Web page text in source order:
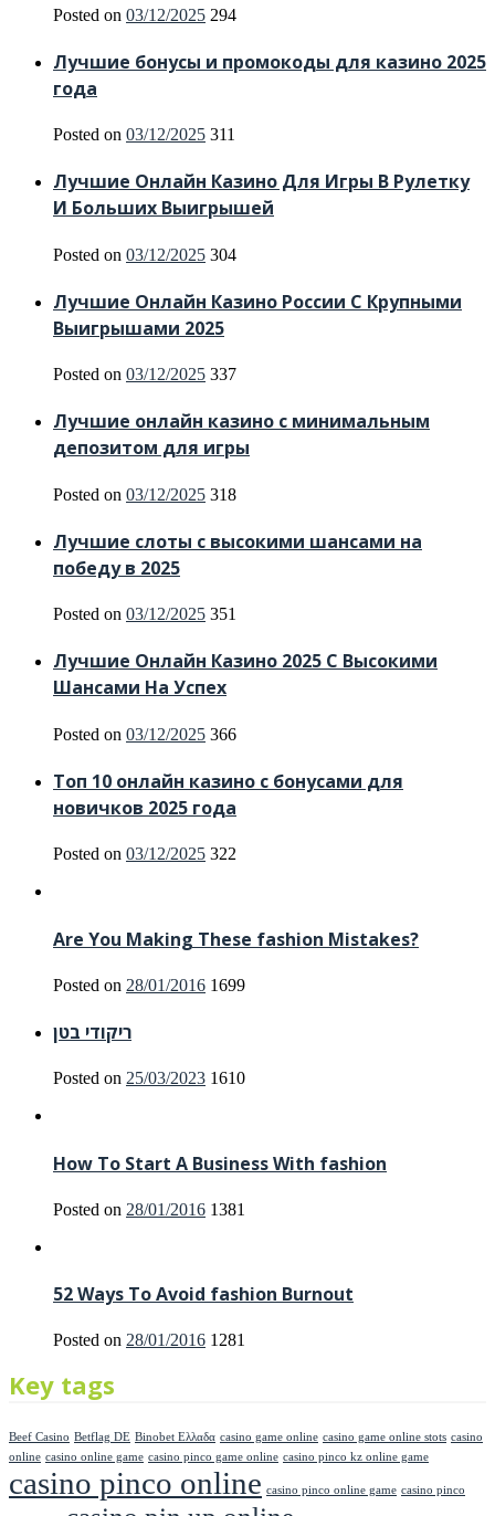
Posted on 03/12/2025 294
Лучшие бонусы и промокоды для казино 2025
года
Posted on 03/12/2025 311
Лучшие Онлайн Казино Для Игры В Рулетку
И Больших Выигрышей
Posted on 03/12/2025 304
Лучшие Онлайн Казино России С Крупными
Выигрышами 2025
Posted on 03/12/2025 337
Лучшие онлайн казино с минимальным
депозитом для игры
Posted on 03/12/2025 318
Лучшие слоты с высокими шансами на
победу в 2025
Posted on 03/12/2025 351
Лучшие Онлайн Казино 2025 С Высокими
Шансами На Успех
Posted on 03/12/2025 366
Топ 10 онлайн казино с бонусами для
новичков 2025 года
Posted on 03/12/2025 322
Are You Making These fashion Mistakes?
Posted on 28/01/2016 1699
ריקודי בטן
Posted on 25/03/2023 1610
How To Start A Business With fashion
Posted on 28/01/2016 1381
52 Ways To Avoid fashion Burnout
Posted on 28/01/2016 1281
Key tags
Beef Casino Betflag DE Binobet Ελλαδα casino game online casino game online stots casino
online casino online game casino pinco game online casino pinco kz online game
casino pinco online casino pinco online game casino pinco